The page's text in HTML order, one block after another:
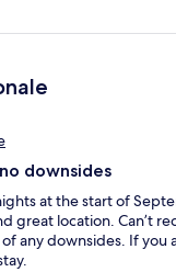
downsides
at the start of
great location. Can’t
any downsides. If you